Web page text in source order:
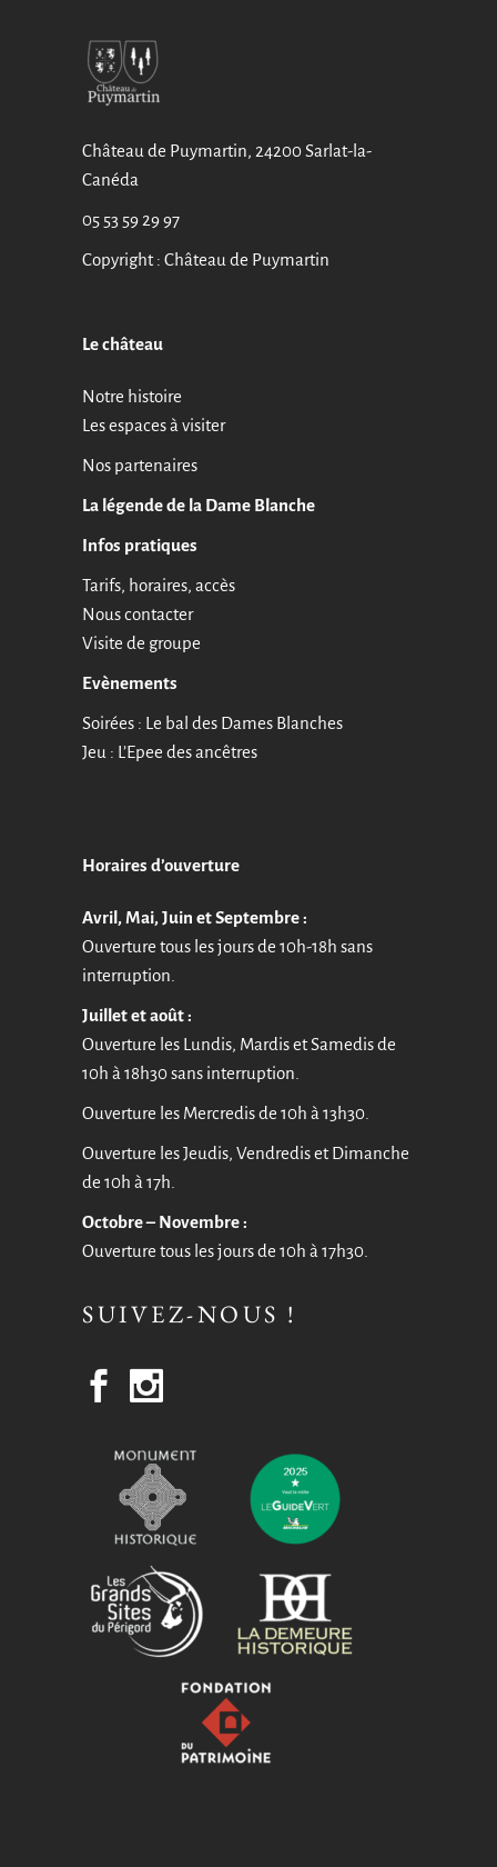
Château de Puymartin, 24200 Sarlat-la-
Canéda
05 53 59 29 97
Copyright : Château de Puymartin
Le château
Notre histoire
Les espaces à visiter
Nos partenaires
La légende de la Dame Blanche
Infos pratiques
Tarifs, horaires, accès
Nous contacter
Visite de groupe
Evènements
Soirées : Le bal des Dames Blanches
Jeu : L’Epee des ancêtres
Horaires d’ouverture
Avril, Mai, Juin et Septembre :
Ouverture tous les jours de 10h-18h sans
interruption.
Juillet et août :
Ouverture les Lundis, Mardis et Samedis de
10h à 18h30 sans interruption.
Ouverture les Mercredis de 10h à 13h30.
Ouverture les Jeudis, Vendredis et Dimanche
de 10h à 17h.
Octobre – Novembre :
Ouverture tous les jours de 10h à 17h30.
SUIVEZ-NOUS !